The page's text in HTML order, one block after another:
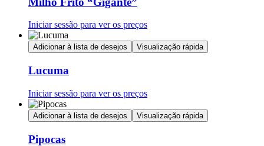
Iniciar sessão para ver os preços
Adicionar à lista de desejos Visualização rápida
Lucuma
Iniciar sessão para ver os preços
Adicionar à lista de desejos Visualização rápida
Pipocas